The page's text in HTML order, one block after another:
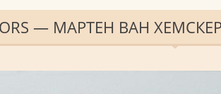
— МАРТЕН ВАН